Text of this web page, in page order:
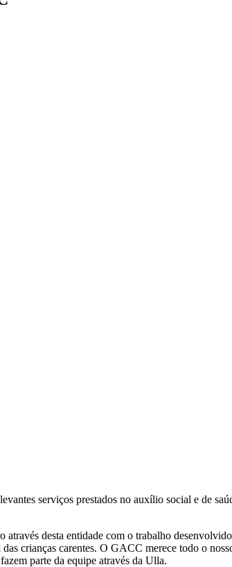
serviços prestados no auxílio social e de
desta entidade com o trabalho
crianças carentes. O GACC merece todo o
parte da equipe através da Ulla.